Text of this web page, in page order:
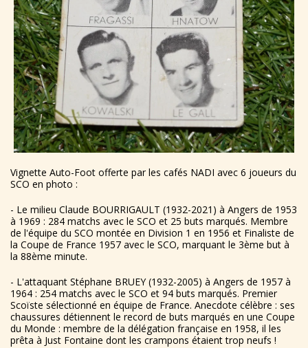
Vignette Auto-Foot offerte par les cafés NADI avec 6 joueurs du
SCO en photo :
- Le milieu Claude BOURRIGAULT (1932-2021) à Angers de 1953
à 1969 : 284 matchs avec le SCO et 25 buts marqués. Membre
de l'équipe du SCO montée en Division 1 en 1956 et Finaliste de
la Coupe de France 1957 avec le SCO, marquant le 3ème but à
la 88ème minute.
- L'attaquant Stéphane BRUEY (1932-2005) à Angers de 1957 à
1964 : 254 matchs avec le SCO et 94 buts marqués. Premier
Scoïste sélectionné en équipe de France. Anecdote célèbre : ses
chaussures détiennent le record de buts marqués en une Coupe
du Monde : membre de la délégation française en 1958, il les
prêta à Just Fontaine dont les crampons étaient trop neufs !